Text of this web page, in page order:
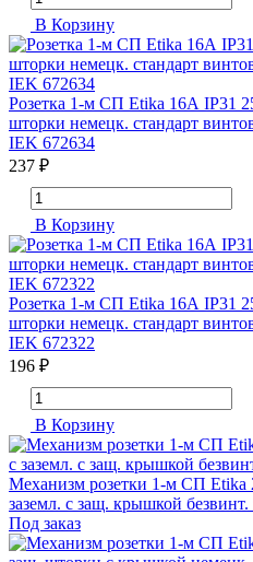
В Корзину
Розетка 1-м СП Etika 16А IP31
шторки немецк. стандарт
IEK 672634
237 ₽
В Корзину
Розетка 1-м СП Etika 16А IP31
шторки немецк. стандарт
IEK 672322
196 ₽
В Корзину
Механизм розетки 1-м СП
заземл. с защ. крышкой
Под заказ